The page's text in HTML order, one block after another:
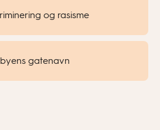
og rasisme
gatenavn